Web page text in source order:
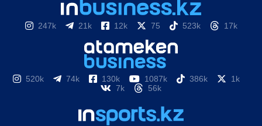
247k 21k 12k 75 523k 17k
520k 74k 130k 1087k 386k
1k
7k
56k